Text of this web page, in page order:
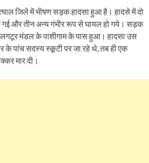
जिले में भीषण सड़क हादसा हुआ है। हादसे में दो
गई और तीन अन्य गंभीर रूप से घायल हो गये। सड़क
मंडल के पाशीगाम के पास हुआ। हादसा उस
के पांच सदस्य स्कूटी पर जा रहे थे, तब ही एक
मार दी।